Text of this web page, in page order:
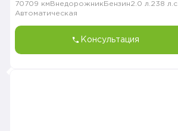
70709 км Внедорожник Бензин2.0 л. 238 л.с.
Автоматическая
Консультация